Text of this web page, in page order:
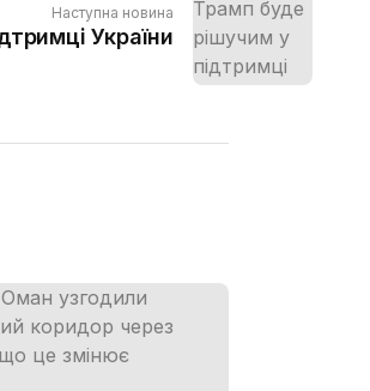
Наступна новина
України